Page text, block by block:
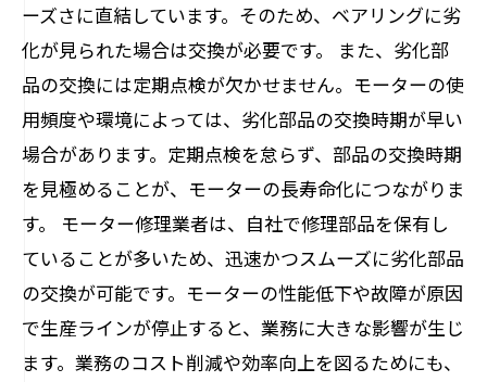
ーズさに直結しています。そのため、ベアリングに劣
化が見られた場合は交換が必要です。 また、劣化部
品の交換には定期点検が欠かせません。モーターの使
用頻度や環境によっては、劣化部品の交換時期が早い
場合があります。定期点検を怠らず、部品の交換時期
を見極めることが、モーターの長寿命化につながりま
す。 モーター修理業者は、自社で修理部品を保有し
ていることが多いため、迅速かつスムーズに劣化部品
の交換が可能です。モーターの性能低下や故障が原因
で生産ラインが停止すると、業務に大きな影響が生じ
ます。業務のコスト削減や効率向上を図るためにも、